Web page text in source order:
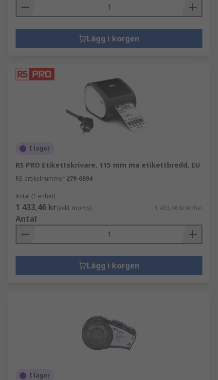
Lägg i korgen
I lager
RS PRO Etikettskrivare, 115 mm ma etikettbredd, EU
RS-artikelnummer 279-0894
Antal (1 enhet)
1 433,46 kr(exkl. moms) 1 433,46 kr/enhet
Antal
Lägg i korgen
I lager